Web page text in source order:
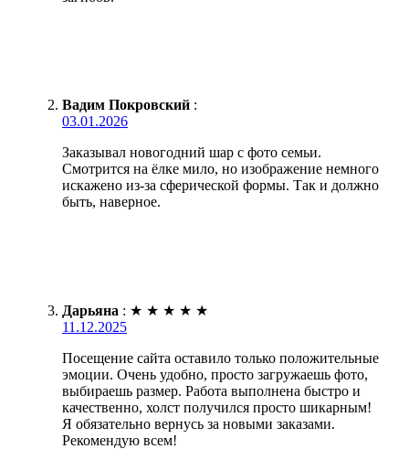
Вадим Покровский :
03.01.2026
Заказывал новогодний шар с фото семьи.
Смотрится на ёлке мило, но изображение немного
искажено из-за сферической формы. Так и должно
быть, наверное.
Дарьяна : ★ ★ ★ ★ ★
11.12.2025
Посещение сайта оставило только положительные
эмоции. Очень удобно, просто загружаешь фото,
выбираешь размер. Работа выполнена быстро и
качественно, холст получился просто шикарным!
Я обязательно вернусь за новыми заказами.
Рекомендую всем!